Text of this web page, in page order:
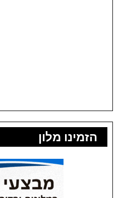
הזמינו מלון